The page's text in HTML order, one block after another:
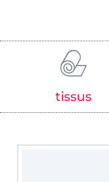
tissus